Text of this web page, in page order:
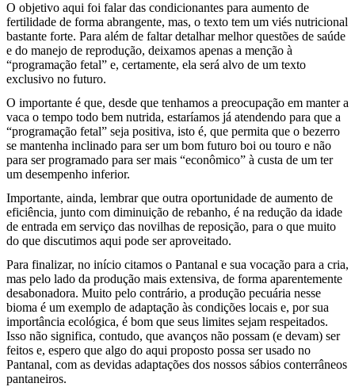
O objetivo aqui foi falar das condicionantes para aumento de
fertilidade de forma abrangente, mas, o texto tem um viés nutricional
bastante forte. Para além de faltar detalhar melhor questões de saúde
e do manejo de reprodução, deixamos apenas a menção à
“programação fetal” e, certamente, ela será alvo de um texto
exclusivo no futuro.
O importante é que, desde que tenhamos a preocupação em manter a
vaca o tempo todo bem nutrida, estaríamos já atendendo para que a
“programação fetal” seja positiva, isto é, que permita que o bezerro
se mantenha inclinado para ser um bom futuro boi ou touro e não
para ser programado para ser mais “econômico” à custa de um ter
um desempenho inferior.
Importante, ainda, lembrar que outra oportunidade de aumento de
eficiência, junto com diminuição de rebanho, é na redução da idade
de entrada em serviço das novilhas de reposição, para o que muito
do que discutimos aqui pode ser aproveitado.
Para finalizar, no início citamos o Pantanal e sua vocação para a cria,
mas pelo lado da produção mais extensiva, de forma aparentemente
desabonadora. Muito pelo contrário, a produção pecuária nesse
bioma é um exemplo de adaptação às condições locais e, por sua
importância ecológica, é bom que seus limites sejam respeitados.
Isso não significa, contudo, que avanços não possam (e devam) ser
feitos e, espero que algo do aqui proposto possa ser usado no
Pantanal, com as devidas adaptações dos nossos sábios conterrâneos
pantaneiros.